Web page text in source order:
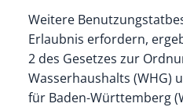
Weitere
Erlaubnis erfordern,
2 des Gesetzes zur
Wasserhaushalts (WHG)
für Baden-Württemberg